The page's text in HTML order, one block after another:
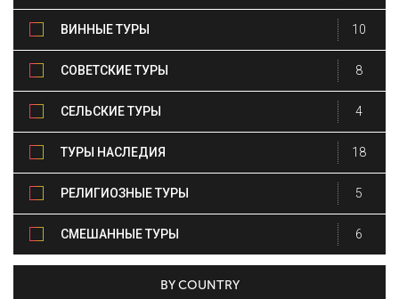
ВИННЫЕ ТУРЫ 10
СОВЕТСКИЕ ТУРЫ 8
СЕЛЬСКИЕ ТУРЫ 4
ТУРЫ НАСЛЕДИЯ 18
РЕЛИГИОЗНЫЕ ТУРЫ 5
СМЕШАННЫЕ ТУРЫ 6
BY COUNTRY